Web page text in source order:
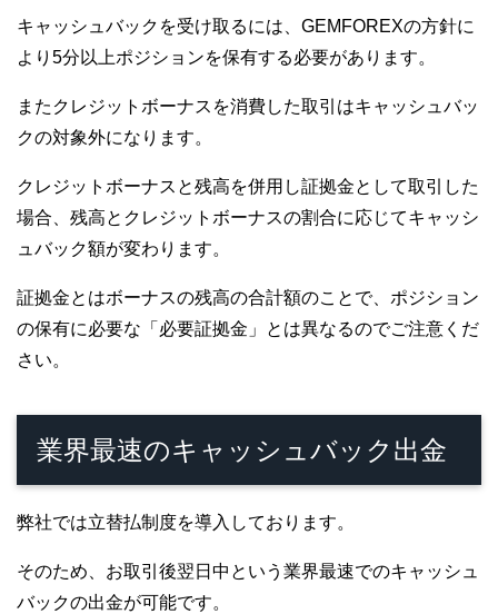
キャッシュバックを受け取るには、GEMFOREXの方針に
より5分以上ポジションを保有する必要があります。
またクレジットボーナスを消費した取引はキャッシュバッ
クの対象外になります。
クレジットボーナスと残高を併用し証拠金として取引した
場合、残高とクレジットボーナスの割合に応じてキャッシ
ュバック額が変わります。
証拠金とはボーナスの残高の合計額のことで、ポジション
の保有に必要な「必要証拠金」とは異なるのでご注意くだ
さい。
業界最速のキャッシュバック出金
弊社では立替払制度を導入しております。
そのため、お取引後翌日中という業界最速でのキャッシュ
バックの出金が可能です。